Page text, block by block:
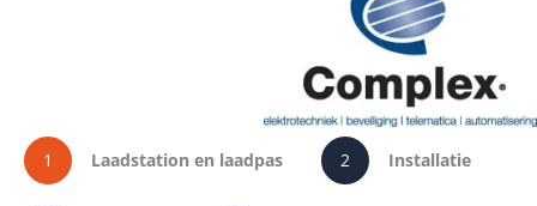
1 Laadstation en laadpas 2 Installatie